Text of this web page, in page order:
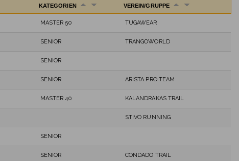
KATEGORIEN VEREIN/GRUPPE
MASTER 50 TUGAWEAR
SENIOR TRANGOWORLD
SENIOR
SENIOR ARISTA PRO TEAM
MASTER 40 KALANDRAKAS TRAIL
STIVO RUNNING
SENIOR
SENIOR CONDADO TRAIL